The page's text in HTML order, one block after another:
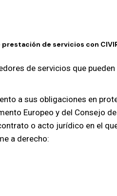
de servicios con
de servicios que
a sus obligaciones en
Europeo y del Consejo
o acto jurídico en el
a derecho: